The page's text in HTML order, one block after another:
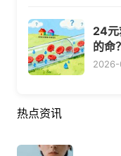
24元
的命？
热点资讯